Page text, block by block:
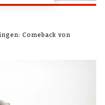
Comeback von